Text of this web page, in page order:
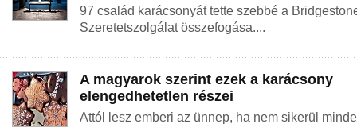
97 család karácsonyát tette szebbé a
Szeretetszolgálat összefogása....
A magyarok szerint ezek a karácsony
elengedhetetlen részei
Attól lesz emberi az ünnep, ha nem sikerül